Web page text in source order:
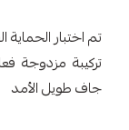
تم اختبار الحماية
جاف طويل الأمد